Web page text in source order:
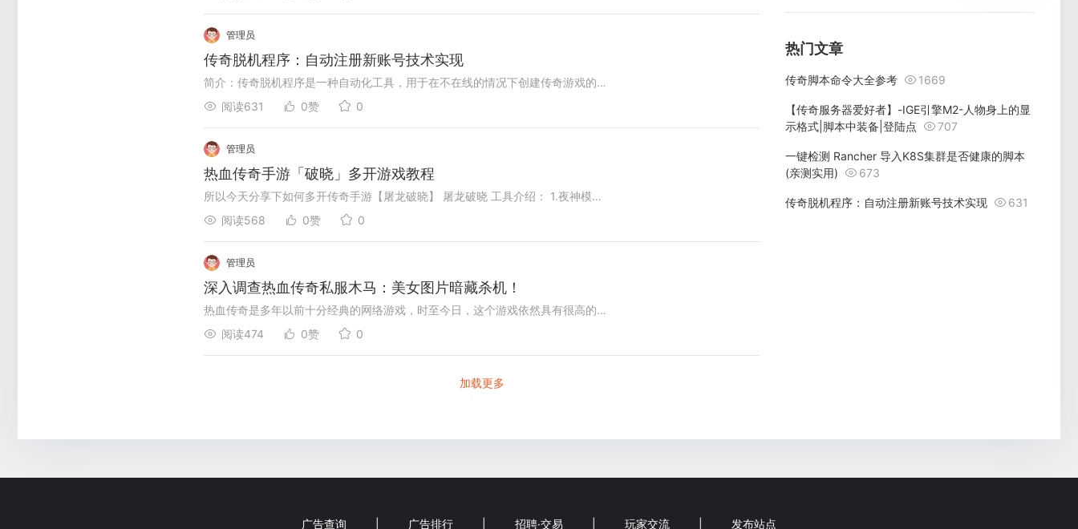
管理员
传奇脱机程序：自动注册新账号技术实现
简介：传奇脱机程序是一种自动化工具，用于在不在线的情况下创建传奇游戏的新账号。本程序包含多个技术要点，包括数据包的加密与解密、网络协议的分段与验证、人物信息的判断、数据格式化与分析，以及用户输入的...
阅读631
0赞 0
管理员
热血传奇手游「破晓」多开游戏教程
所以今天分享下如何多开传奇手游【屠龙破晓】 屠龙破晓 工具介绍： 1.夜神模拟器（雷电模拟器也可以/收费的蓝光云也可以 ） 2.飞猪动态IP 操作步骤： 第一步，安装安卓模拟器 安卓模拟器 第二步,再模拟器种安装...
阅读568
0赞 0
管理员
深入调查热血传奇私服木马：美女图片暗藏杀机！
热血传奇是多年以前十分经典的网络游戏，时至今日，这个游戏依然具有很高的人气。同时，互联网上有大量的私服可以让有“情怀”的玩家重温经典。但是，正是由于这些私服十分泛滥，很容易被一些图谋不轨的黑客利用来做...
阅读474
0赞 0
加载更多
热门文章
传奇脚本命令大全参考 1669
【传奇服务器爱好者】-IGE引擎M2-人物身上的显
示格式|脚本中装备|登陆点
707
一键检测 Rancher 导入K8S集群是否健康的脚本
(亲测实用)
673
传奇脱机程序：自动注册新账号技术实现 631
广告查询 广告排行 招聘·交易 玩家交流 发布站点